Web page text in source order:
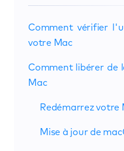
Comment vérifier
votre Mac
Comment libérer de
Mac
Redémarrez votre
Mise à jour de